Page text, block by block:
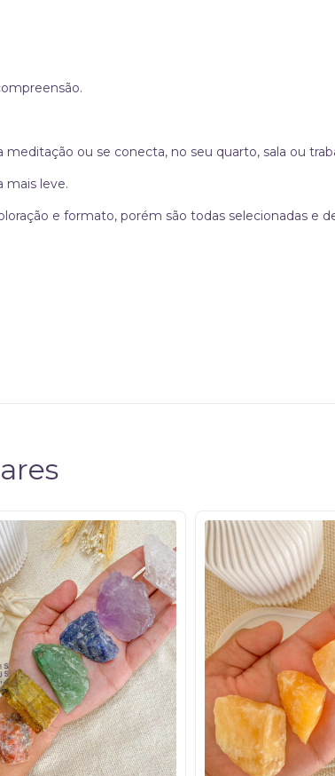
ou se conecta, no seu quarto, sala ou
mais leve.
e formato, porém são todas selecionadas e